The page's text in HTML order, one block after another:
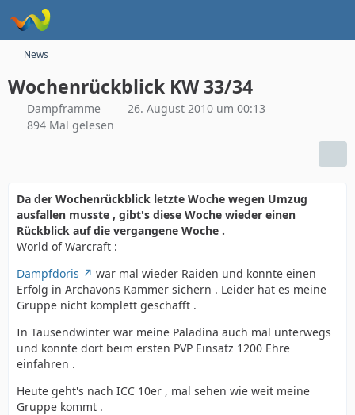
News
Wochenrückblick KW 33/34
Dampframme
26. August 2010 um 00:13
894 Mal gelesen
Da der Wochenrückblick letzte Woche wegen Umzug
ausfallen musste , gibt's diese Woche wieder einen
Rückblick auf die vergangene Woche .
World of Warcraft :
Dampfdoris
war mal wieder Raiden und konnte einen
Erfolg in Archavons Kammer sichern . Leider hat es meine
Gruppe nicht komplett geschafft .
In Tausendwinter war meine Paladina auch mal unterwegs
und konnte dort beim ersten PVP Einsatz 1200 Ehre
einfahren .
Heute geht's nach ICC 10er , mal sehen wie weit meine
Gruppe kommt .